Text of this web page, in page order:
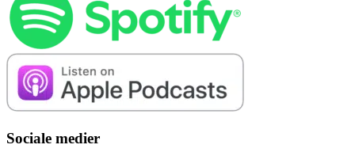
Sociale medier